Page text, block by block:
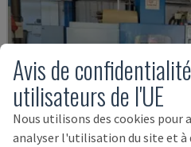
Avis de
utilisateurs de l'UE
Nous utilisons des cookies pour
analyser l'utilisation du site et à